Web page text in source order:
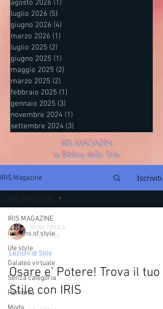
agosto 2026 (1)
luglio 2026 (5)
giugno 2026 (4)
marzo 2026 (1)
luglio 2025 (2)
giugno 2025 (1)
maggio 2025 (2)
marzo 2025 (2)
febbraio 2025 (1)
gennaio 2025 (3)
novembre 2024 (1)
settembre 2024 (3)
IRIS MAGAZIN
la Bibbia dello Stile
IRIS Magazine Iscriviti
IRIS MAGAZINE
lessons of style
life style
Galateo virtuale
Senza categoria
Romania
IRIS MAGAZINE
IRINA TIRDEA
7 mar 2025
Lezioni di Stile
Osare e’ Potere! Trova il tuo
Stile con IRIS